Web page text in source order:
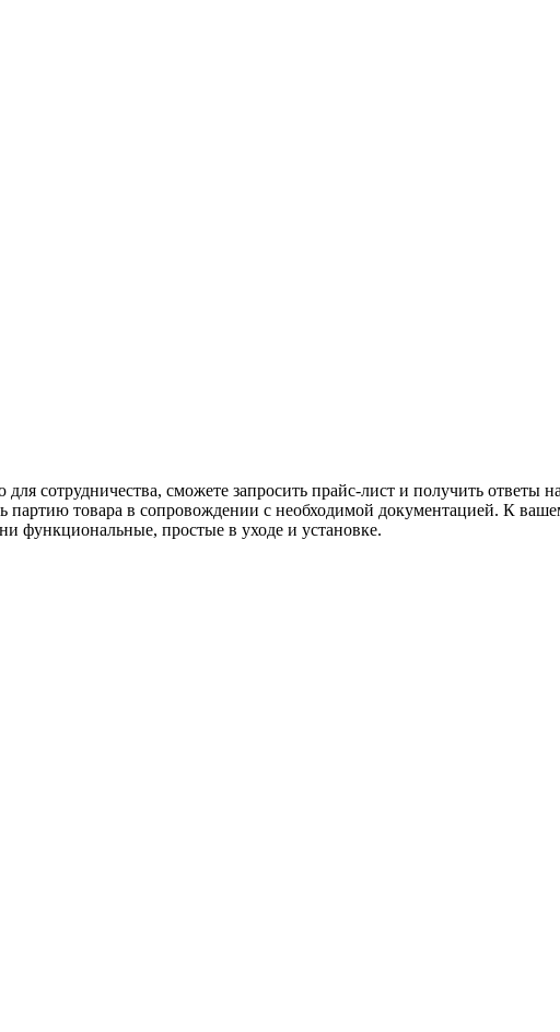
сотрудничества, сможете запросить прайс-лист и получить ответы
партию товара в сопровождении с необходимой документацией. К
функциональные, простые в уходе и установке.